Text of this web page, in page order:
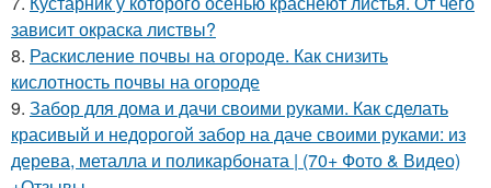
зависит окраска листвы?
8. Раскисление почвы на огороде. Как снизить
кислотность почвы на огороде
9. Забор для дома и дачи своими руками. Как сделать
красивый и недорогой забор на даче своими руками: из
дерева, металла и поликарбоната | (70+ Фото & Видео)